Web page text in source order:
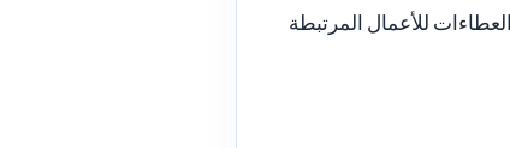
للأعمال المرتبطة